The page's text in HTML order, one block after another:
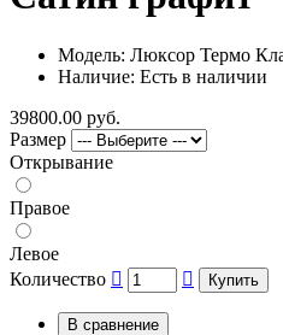
Модель: Люксор Термо
Наличие: Есть в наличии
39800.00 руб.
Размер
Открывание
Правое
Левое
Количество
Купить
В сравнение